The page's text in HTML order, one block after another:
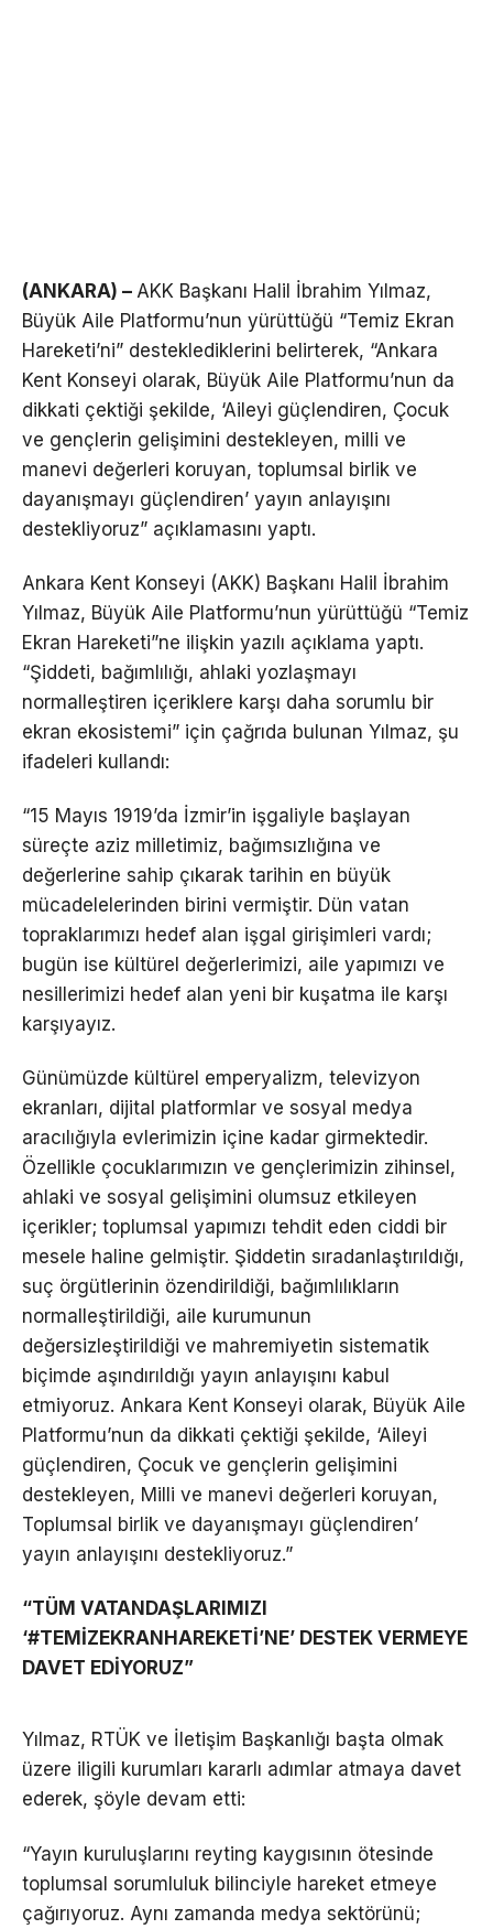
(ANKARA) – AKK Başkanı Halil İbrahim Yılmaz,
Büyük Aile Platformu’nun yürüttüğü “Temiz Ekran
Hareketi’ni” desteklediklerini belirterek, “Ankara
Kent Konseyi olarak, Büyük Aile Platformu’nun da
dikkati çektiği şekilde, ‘Aileyi güçlendiren, Çocuk
ve gençlerin gelişimini destekleyen, milli ve
manevi değerleri koruyan, toplumsal birlik ve
dayanışmayı güçlendiren’ yayın anlayışını
destekliyoruz” açıklamasını yaptı.
Ankara Kent Konseyi (AKK) Başkanı Halil İbrahim
Yılmaz, Büyük Aile Platformu’nun yürüttüğü “Temiz
Ekran Hareketi”ne ilişkin yazılı açıklama yaptı.
“Şiddeti, bağımlılığı, ahlaki yozlaşmayı
normalleştiren içeriklere karşı daha sorumlu bir
ekran ekosistemi” için çağrıda bulunan Yılmaz, şu
ifadeleri kullandı:
“15 Mayıs 1919’da İzmir’in işgaliyle başlayan
süreçte aziz milletimiz, bağımsızlığına ve
değerlerine sahip çıkarak tarihin en büyük
mücadelelerinden birini vermiştir. Dün vatan
topraklarımızı hedef alan işgal girişimleri vardı;
bugün ise kültürel değerlerimizi, aile yapımızı ve
nesillerimizi hedef alan yeni bir kuşatma ile karşı
karşıyayız.
Günümüzde kültürel emperyalizm, televizyon
ekranları, dijital platformlar ve sosyal medya
aracılığıyla evlerimizin içine kadar girmektedir.
Özellikle çocuklarımızın ve gençlerimizin zihinsel,
ahlaki ve sosyal gelişimini olumsuz etkileyen
içerikler; toplumsal yapımızı tehdit eden ciddi bir
mesele haline gelmiştir. Şiddetin sıradanlaştırıldığı,
suç örgütlerinin özendirildiği, bağımlılıkların
normalleştirildiği, aile kurumunun
değersizleştirildiği ve mahremiyetin sistematik
biçimde aşındırıldığı yayın anlayışını kabul
etmiyoruz. Ankara Kent Konseyi olarak, Büyük Aile
Platformu’nun da dikkati çektiği şekilde, ‘Aileyi
güçlendiren, Çocuk ve gençlerin gelişimini
destekleyen, Milli ve manevi değerleri koruyan,
Toplumsal birlik ve dayanışmayı güçlendiren’
yayın anlayışını destekliyoruz.”
“TÜM VATANDAŞLARIMIZI
‘#TEMİZEKRANHAREKETİ’NE’ DESTEK VERMEYE
DAVET EDİYORUZ”
Yılmaz, RTÜK ve İletişim Başkanlığı başta olmak
üzere iligili kurumları kararlı adımlar atmaya davet
ederek, şöyle devam etti:
“Yayın kuruluşlarını reyting kaygısının ötesinde
toplumsal sorumluluk bilinciyle hareket etmeye
çağırıyoruz. Aynı zamanda medya sektörünü;